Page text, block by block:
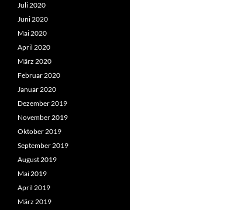
Juli 2020
Juni 2020
Mai 2020
April 2020
März 2020
Februar 2020
Januar 2020
Dezember 2019
November 2019
Oktober 2019
September 2019
August 2019
Mai 2019
April 2019
März 2019